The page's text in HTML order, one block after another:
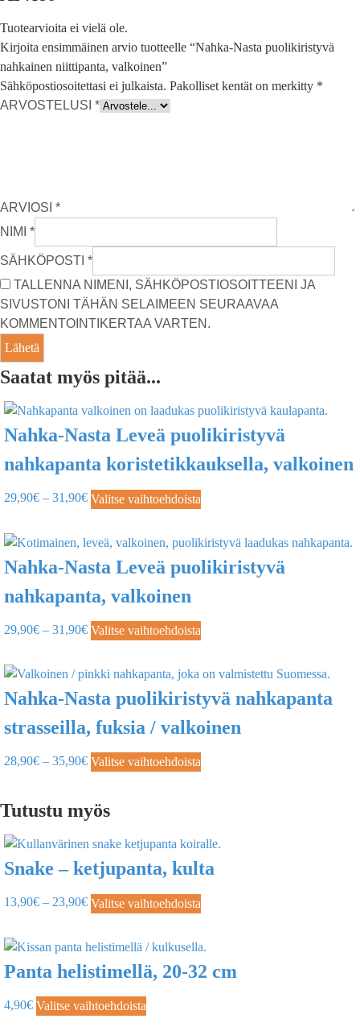
Tuotearvioita ei vielä ole.
Kirjoita ensimmäinen arvio tuotteelle “Nahka-Nasta puolikiristyvä
nahkainen niittipanta, valkoinen”
Sähköpostiosoitettasi ei julkaista. Pakolliset kentät on merkitty *
ARVOSTELUSI *
ARVIOSI *
NIMI *
SÄHKÖPOSTI *
TALLENNA NIMENI, SÄHKÖPOSTIOSOITTEENI JA
SIVUSTONI TÄHÄN SELAIMEEN SEURAAVAA
KOMMENTOINTIKERTAA VARTEN.
Saatat myös pitää...
Nahka-Nasta Leveä puolikiristyvä
nahkapanta koristetikkauksella, valkoinen
29,90€ – 31,90€ Valitse vaihtoehdoista
Nahka-Nasta Leveä puolikiristyvä
nahkapanta, valkoinen
29,90€ – 31,90€ Valitse vaihtoehdoista
Nahka-Nasta puolikiristyvä nahkapanta
strasseilla, fuksia / valkoinen
28,90€ – 35,90€ Valitse vaihtoehdoista
Tutustu myös
Snake – ketjupanta, kulta
13,90€ – 23,90€ Valitse vaihtoehdoista
Panta helistimellä, 20-32 cm
4,90€ Valitse vaihtoehdoista